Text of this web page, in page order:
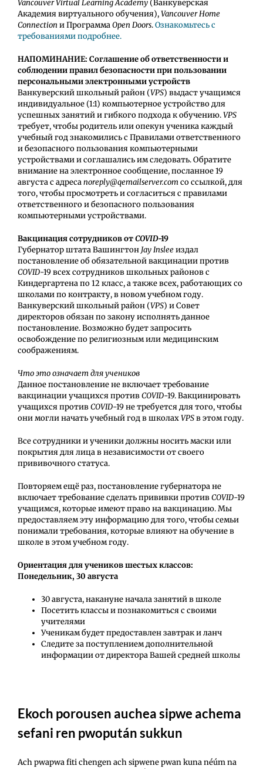
Vancouver Virtual Learning Academy(Ванкуверская
Академия виртуального обучения),Vancouver Home
Connection и ПрограммаOpen Doors.Ознакомьтесь с
требованиями подробнее.
НАПОМИНАНИЕ: Соглашение об ответственности и
соблюдении правил безопасности при пользовании
персональными электронными устройств
Ванкуверский школьный район (VPS) выдаст учащимся
индивидуальное (1:1) компьютерное устройство для
успешных занятий и гибкого подхода к обучению.VPS
требует, чтобыродитель или опекунученика каждый
учебный год знакомились с Правилами ответственного
и безопасного пользования компьютерными
устройствами и соглашались им следовать. Обратите
внимание на электронное сообщение, посланное 19
августа с адресаnoreply@qemailserver.comсо ссылкой, для
того, чтобы просмотреть и согласиться с правилами
ответственного и безопасного пользования
компьютерными устройствами.
Вакцинация сотрудников отCOVID-19
Губернатор штата Вашингтон Jay Insleeиздал
постановление об обязательной вакцинации против
COVID-19 всех сотрудников школьных районов с
Киндергартена по 12 класс, а также всех, работающих со
школами по контракту, в новом учебном году.
Ванкуверский школьный район (VPS) и Совет
директоров обязан по закону исполнять данное
постановление. Возможно будет запросить
освобождение по религиозным или медицинским
соображениям.
Что это означает для учеников
Данное постановление не включает требование
вакцинации учащихся противCOVID-19. Вакцинировать
учащихся противCOVID-19 не требуется для того, чтобы
они могли начать учебный год в школахVPSв этом году.
Все сотрудники и ученики должны носить маски или
покрытия для лица в независимости от своего
прививочного статуса.
Повторяем ещё раз, постановление губернатора не
включает требование сделать прививки противCOVID-19
учащимся, которые имеют право на вакцинацию. Мы
предоставляем эту информацию для того, чтобы семьи
понимали требования, которые влияют на обучение в
школе в этом учебном году.
Ориентация для учеников шестых классов:
Понедельник, 30 августа
30 августа, накануне начала занятий в школе
Посетить классы и познакомиться с своими
учителями
Ученикам будет предоставлен завтрак и ланч
Следите за поступлением дополнительной
информации от директора Вашей средней школы
Ekoch porousen auchea sipwe achema
sefani ren pwopután sukkun
Ach pwapwa fiti chengen ach sipwene pwan kuna néúm na